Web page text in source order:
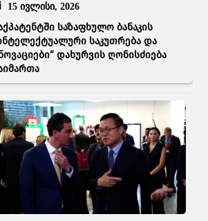
15 ᲘᲕᲚᲘᲡᲘ, 2026
საზაფხულო ბანაკის
საკუთრება და
დახურვის ღონისძიება